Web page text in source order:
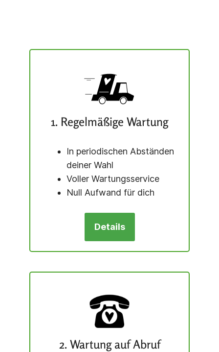
1. Regelmäßige Wartung
In periodischen Abständen
deiner Wahl
Voller Wartungs­service
Null Aufwand für dich
Details
2. Wartung auf Abruf